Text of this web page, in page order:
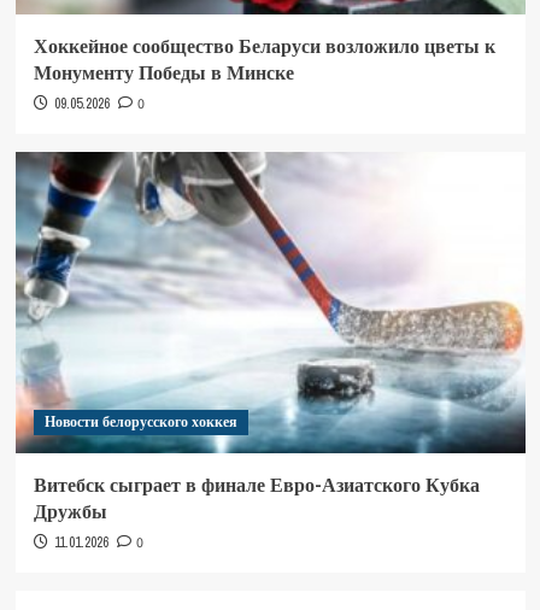
Хоккейное сообщество Беларуси возложило цветы к
Монументу Победы в Минске
09.05.2026 0
Новости белорусского хоккея
Витебск сыграет в финале Евро-Азиатского Кубка
Дружбы
11.01.2026 0